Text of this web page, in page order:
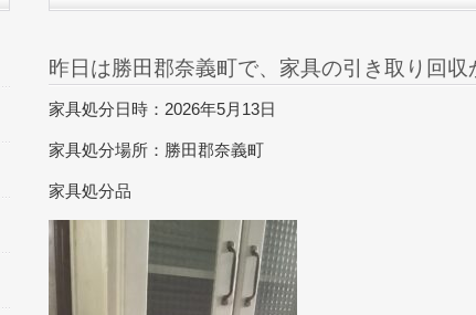
昨日は勝田郡奈義町で、家具の引き取り回収
家具処分日時：2026年5月13日
家具処分場所：勝田郡奈義町
家具処分品